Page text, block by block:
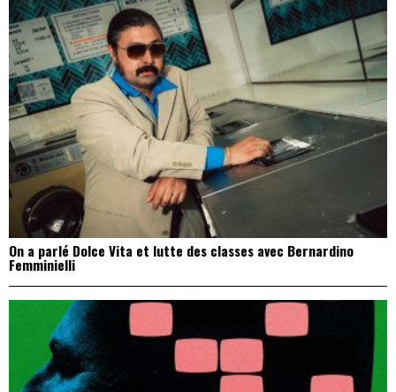
On a parlé Dolce Vita et lutte des classes avec Bernardino
Femminielli